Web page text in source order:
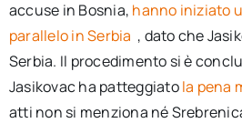
accuse in Bosnia, hanno iniziato
parallelo in Serbia , dato che
Serbia. Il procedimento si è
Jasikovac ha patteggiatola pena
atti non si menziona né